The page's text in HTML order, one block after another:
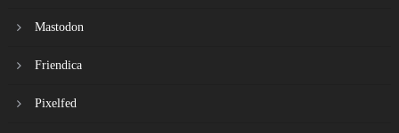
Mastodon
Friendica
Pixelfed